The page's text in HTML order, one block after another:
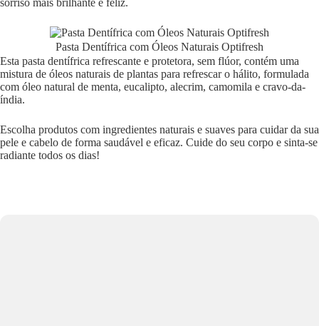
Pasta Dentífrica com Óleos Naturais Optifresh
Esta pasta dentífrica refrescante e protetora, sem flúor, contém uma
mistura de óleos naturais de plantas para refrescar o hálito, formulada
com óleo natural de menta, eucalipto, alecrim, camomila e cravo-da-
índia.
Escolha produtos com ingredientes naturais e suaves para cuidar da sua
pele e cabelo de forma saudável e eficaz. Cuide do seu corpo e sinta-se
radiante todos os dias!